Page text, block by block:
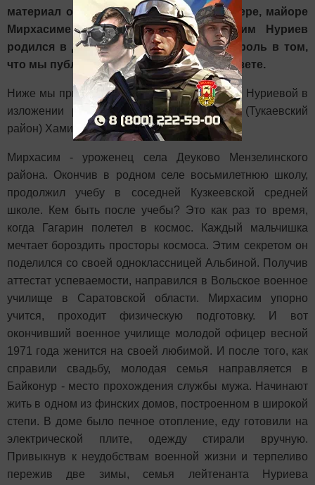
материал о своем муже, военном офицере, майоре
Мирхасиме Нуриеве. То, что Мирхасим Нуриев
родился в Деуково, тоже сыграл свою роль в том,
что мы публикуем данный материал в газете.
Ниже мы приводим воспоминания Альбины Нуриевой в
изложении работника газеты «Якты юл» (Тукаевский
район) Хамита Мухаметшина.
Мирхасим - уроженец села Деуково Мензелинского
района. Окончив в родном селе восьмилетнюю школу,
продолжил учебу в соседней Кузкеевской средней
школе. Кем быть после учебы? Это как раз то время,
когда Гагарин полетел в космос. Каждый мальчишка
мечтает бороздить просторы космоса. Этим секретом он
поделился со своей одноклассницей Альбиной. Получив
аттестат успеваемости, направился в Вольское военное
училище в Саратовской области. Мирхасим упорно
учится, проходит физическую подготовку. И вот
окончивший военное училище молодой офицер весной
1971 года женится на своей любимой. И после того, как
справили свадьбу, молодая семья направляется в
Байконур - место прохождения службы мужа. Начинают
жить в одном из финских домов, построенном в широкой
степи. В доме было печное отопление, еду готовили на
электрической плите, одежду стирали вручную.
Привыкнув к неудобствам военной жизни и терпеливо
пережив две зимы, семья лейтенанта Нуриева